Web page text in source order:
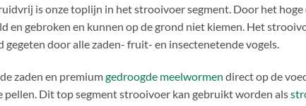
is onze toplijn in het strooivoer segment. Door het
en gebroken en kunnen op de grond niet kiemen. Het
door alle zaden- fruit- en insectenetende vogels.
zaden en premiumgedroogde meelwormen direct op de
pellen. Dit top segment strooivoer kan gebruikt worden als